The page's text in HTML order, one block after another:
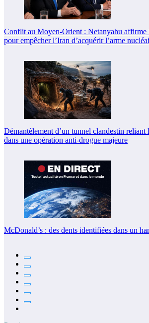
Conflit au Moyen-Orient : Netanyahu affirme
pour empêcher l’Iran d’acquérir l’arme
Démantèlement d’un tunnel clandestin reliant
dans une opération anti-drogue majeure
McDonald’s : des dents identifiées dans un